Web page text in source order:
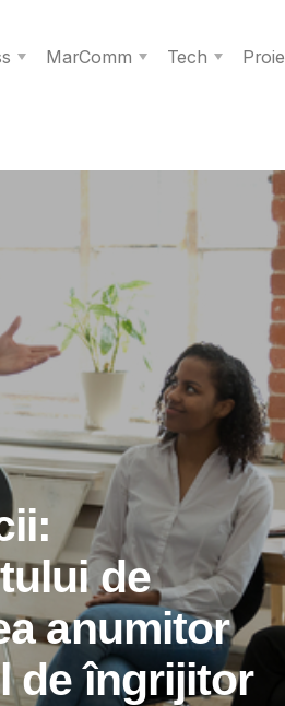
MarComm Tech
de
anumitor
de îngrijitor